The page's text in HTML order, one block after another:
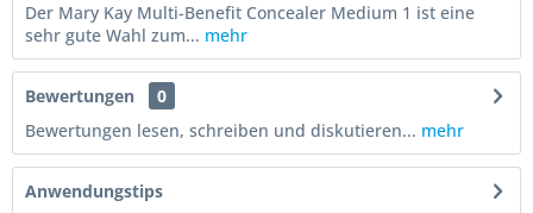
Der Mary Kay Multi-Benefit Concealer Medium 1 ist eine
sehr gute Wahl zum... mehr
Bewertungen
0
Bewertungen lesen, schreiben und diskutieren... mehr
Anwendungstips